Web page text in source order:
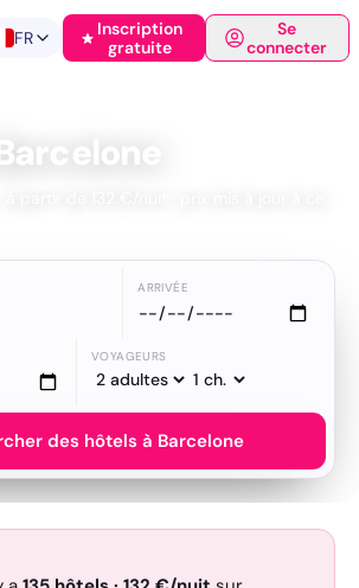
FR
Inscription
gratuite
Se
connecter
ARRIVÉE
VOYAGEURS
des hôtels à Barcelone